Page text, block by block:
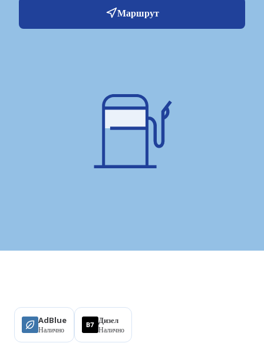
Маршрут
AdBlue
Налично
Дизел
Налично